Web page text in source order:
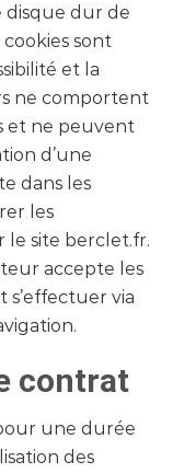
disque dur de
cookies sont
et la
ne comportent
et ne peuvent
d’une
dans les
les
le site berclet.fr.
accepte les
s’effectuer via
contrat
une durée
des